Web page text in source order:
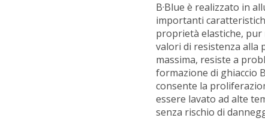
B·Blue è realizzato in
importanti
proprietà elastiche,
valori di resistenza alla
massima, resiste a
formazione di ghiaccio
consente la
essere lavato ad alte
senza rischio di